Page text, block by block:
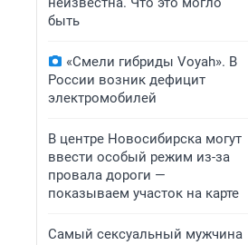
быть
«Смели гибриды Voyah». В
России возник дефицит
электромобилей
В центре Новосибирска могут
ввести особый режим из-за
провала дороги —
показываем участок на карте
Самый сексуальный мужчина